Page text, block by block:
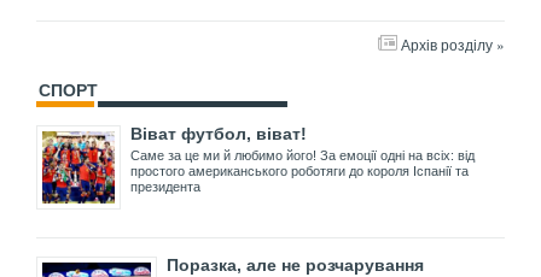
Архів розділу »
СПОРТ
Віват футбол, віват!
Саме за це ми й любимо його! За емоції одні на всіх: від
простого американського роботяги до короля Іспанії та
президента
Поразка, але не розчарування